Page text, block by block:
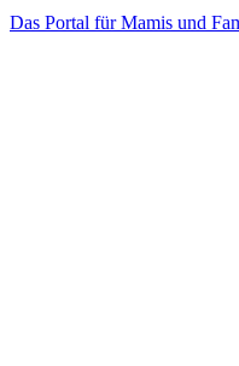
Das Portal für Mamis und